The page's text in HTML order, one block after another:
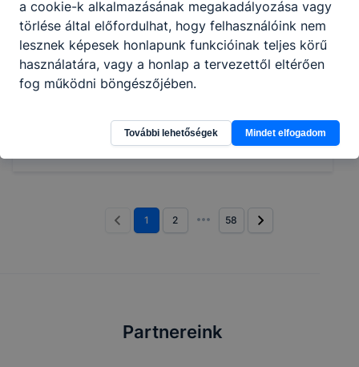
Sárkányhajó verseny a Balatonon
Sárkányhajóban, egy csapatként
Admin
1 2 58
Partnereink
a cookie-k alkalmazásának megakadályozása vagy
törlése által előfordulhat, hogy felhasználóink nem
lesznek képesek honlapunk funkcióinak teljes körű
használatára, vagy a honlap a tervezettől eltérően
fog működni böngészőjében.
További lehetőségek Mindet elfogadom